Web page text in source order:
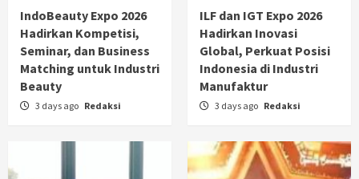
IndoBeauty Expo 2026
Hadirkan Kompetisi,
Seminar, dan Business
Matching untuk Industri
Beauty
3 days ago Redaksi
ILF dan IGT Expo 2026
Hadirkan Inovasi
Global, Perkuat Posisi
Indonesia di Industri
Manufaktur
3 days ago Redaksi